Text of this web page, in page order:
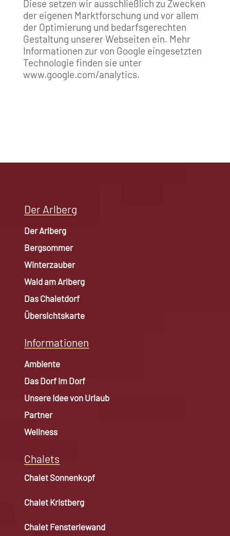
Diese setzen wir ausschließlich zu Zwecken
der eigenen Marktforschung und vor allem
der Optimierung und bedarfsgerechten
Gestaltung unserer Webseiten ein. Mehr
Informationen zur von Google eingesetzten
Technologie finden sie unter
www.google.com/analytics.
Der Arlberg
Der Arlberg
Bergsommer
Winterzauber
Wald am Arlberg
Das Chaletdorf
Übersichtskarte
Informationen
Ambiente
Das Dorf im Dorf
Unsere Idee von Urlaub
Partner
Wellness
Chalets
Chalet Sonnenkopf
Chalet Kristberg
Chalet Fensterlewand